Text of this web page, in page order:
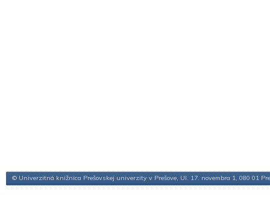
© Univerzitná knižnica Prešovskej univerzity v Prešove, Ul. 17. novembra 1, 080 01